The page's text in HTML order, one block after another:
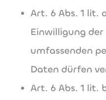
Art. 6 Abs. 1 lit.
Einwilligung
umfassenden
Daten dürfen
Art. 6 Abs. 1 lit.